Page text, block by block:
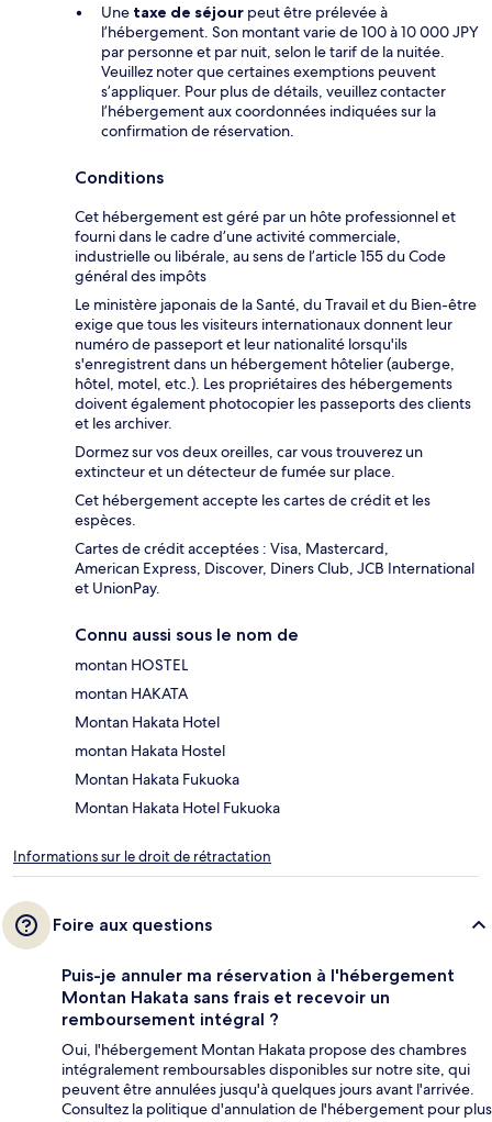
Une taxe de séjour peut être prélevée à
l’hébergement. Son montant varie de 100 à 10 000 JPY
par personne et par nuit, selon le tarif de la nuitée.
Veuillez noter que certaines exemptions peuvent
s’appliquer. Pour plus de détails, veuillez contacter
l’hébergement aux coordonnées indiquées sur la
confirmation de réservation.
Conditions
Cet hébergement est géré par un hôte professionnel et
fourni dans le cadre d’une activité commerciale,
industrielle ou libérale, au sens de l’article 155 du Code
général des impôts
Le ministère japonais de la Santé, du Travail et du Bien-être
exige que tous les visiteurs internationaux donnent leur
numéro de passeport et leur nationalité lorsqu'ils
s'enregistrent dans un hébergement hôtelier (auberge,
hôtel, motel, etc.). Les propriétaires des hébergements
doivent également photocopier les passeports des clients
et les archiver.
Dormez sur vos deux oreilles, car vous trouverez un
extincteur et un détecteur de fumée sur place.
Cet hébergement accepte les cartes de crédit et les
espèces.
Cartes de crédit acceptées : Visa, Mastercard,
American Express, Discover, Diners Club, JCB International
et UnionPay.
Connu aussi sous le nom de
montan HOSTEL
montan HAKATA
Montan Hakata Hotel
montan Hakata Hostel
Montan Hakata Fukuoka
Montan Hakata Hotel Fukuoka
Informations sur le droit de rétractation
Foire aux questions
Puis-je annuler ma réservation à l'hébergement
Montan Hakata sans frais et recevoir un
remboursement intégral ?
Oui, l'hébergement Montan Hakata propose des chambres
intégralement remboursables disponibles sur notre site, qui
peuvent être annulées jusqu'à quelques jours avant l'arrivée.
Consultez la politique d'annulation de l'hébergement pour plus